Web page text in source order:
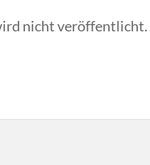
nicht veröffentlicht.